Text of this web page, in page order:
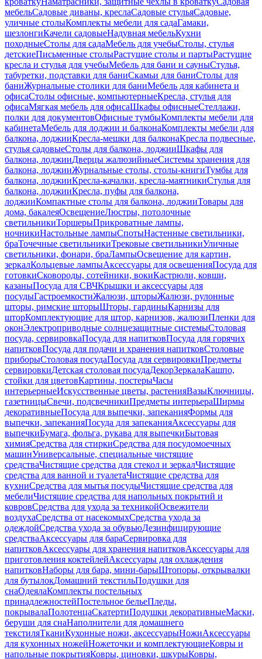
мебельСадовые диваны, креслаСадовые стульяСадовые,
уличные столыКомплекты мебели для садаГамаки,
шезлонгиКачели садовыеНадувная мебельКухни
походныеСтолы для садаМебель для учебыСтолы, стулья
детскиеПисьменные столыРастущие столы и партыРастущие
кресла и стулья для учебыМебель для бани и сауныСтулья,
табуретки, подставки для баниСкамьи для баниСтолы для
баниЖурнальные столики для баниМебель для кабинета и
офисаСтолы офисные, компьютерныеКресла, стулья для
офисаМягкая мебель для офисаШкафы офисныеСтеллажи,
полки для документовОфисные тумбыКомплекты мебели для
кабинетаМебель для лоджии и балконаКомплекты мебели для
балкона, лоджииКресла-мешки для балконаКресла подвесные,
стулья садовыеСтолы для балкона, лоджииШкафы для
балкона, лоджииДверцы жалюзийныеСистемы хранения для
балкона, лоджииЖурнальные столы, столы-книгиТумбы для
балкона, лоджииКресла-качалки, кресла-маятникиСтулья для
балкона, лоджииКресла, пуфы для балкона,
лоджииКомпактные столы для балкона, лоджииТовары для
дома, бакалеяОсвещениеЛюстры, потолочные
светильникиТоршерыПрикроватные лампы,
ночникиНастольные лампыСпотыНастенные светильники,
браТочечные светильникиТрековые светильникиУличные
светильники, фонари, браЛампыОсвещение для картин,
зеркалКольцевые лампыАксессуары для освещенияПосуда для
готовкиСковороды, сотейники, вокиКастрюли, ковши,
казаныПосуда для СВЧКрышки и аксессуары для
посудыГастроемкостиЖалюзи, шторыЖалюзи, рулонные
шторы, римские шторыШторы, гардиныКарнизы для
шторКомплектующие для штор, карнизов, жалюзиПленки для
оконЭлектроприводные солнцезащитные системыСтоловая
посуда, сервировкаПосуда для напитковПосуда для горячих
напитковПосуда для подачи и хранения напитковСтоловые
приборыСтоловая посудаПосуда для сервировкиПредметы
сервировкиДетская столовая посудаДекорЗеркалаКашпо,
стойки для цветовКартины, постерыЧасы
интерьерныеИскусственные цветы, растенияВазыКлючницы,
газетницыСвечи, подсвечникиПредметы интерьераШирмы
декоративныеПосуда для выпечки, запеканияФормы для
выпечки, запеканияПосуда для запеканияАксессуары для
выпечкиБумага, фольга, рукава для выпечкиБытовая
химияСредства для стиркиСредства для посудомоечных
машинУниверсальные, специальные чистящие
средстваЧистящие средства для стекол и зеркалЧистящие
средства для ванной и туалетаЧистящие средства для
кухниСредства для мытья посудыЧистящие средства для
мебелиЧистящие средства для напольных покрытий и
ковровСредства для ухода за техникойОсвежители
воздухаСредства от насекомыхСредства ухода за
одеждойСредства ухода за обувьюДезинфицирующие
средстваАксессуары для бараСервировка для
напитковАксессуары для хранения напитковАксессуары для
приготовления коктейлейАксессуары для охлаждения
напитковНаборы для бара, мини-барыШтопоры, открывалки
для бутылокДомашний текстильПодушки для
снаОдеялаКомплекты постельных
принадлежностейПостельное бельеПледы,
покрывалаПолотенцаСкатертиПодушки декоративныеМаски,
беруши для снаНаполнители для домашнего
текстиляТканиКухонные ножи, аксессуарыНожиАксессуары
для кухонных ножейНожеточки и комплектующиеКовры и
напольные покрытияКовры, циновки, шкурыКовры,